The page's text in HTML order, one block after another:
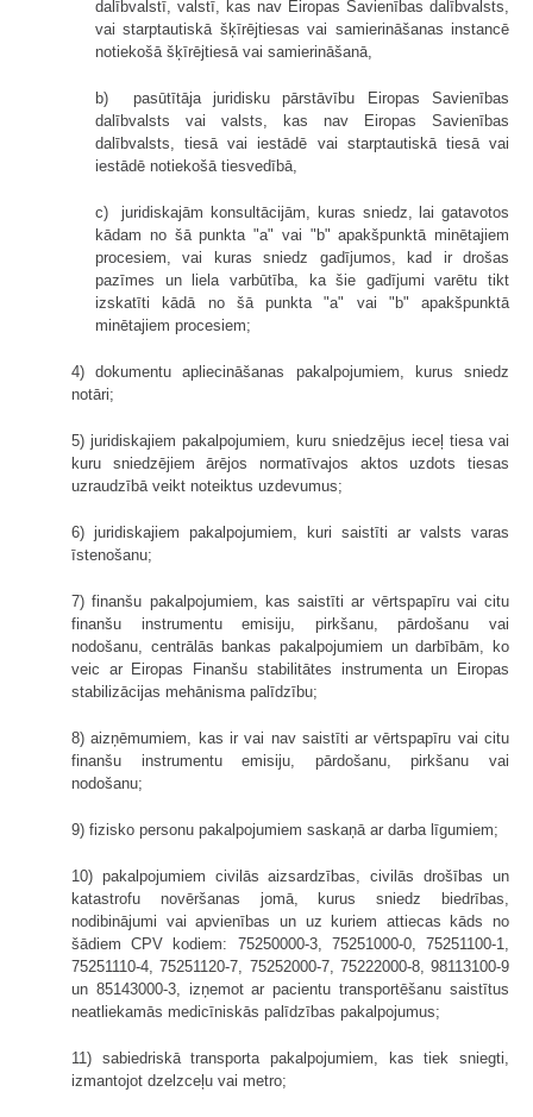
dalībvalstī, valstī, kas nav Eiropas Savienības dalībvalsts,
vai starptautiskā šķīrējtiesas vai samierināšanas instancē
notiekošā šķīrējtiesā vai samierināšanā,
b) pasūtītāja juridisku pārstāvību Eiropas Savienības
dalībvalsts vai valsts, kas nav Eiropas Savienības
dalībvalsts, tiesā vai iestādē vai starptautiskā tiesā vai
iestādē notiekošā tiesvedībā,
c) juridiskajām konsultācijām, kuras sniedz, lai gatavotos
kādam no šā punkta "a" vai "b" apakšpunktā minētajiem
procesiem, vai kuras sniedz gadījumos, kad ir drošas
pazīmes un liela varbūtība, ka šie gadījumi varētu tikt
izskatīti kādā no šā punkta "a" vai "b" apakšpunktā
minētajiem procesiem;
4) dokumentu apliecināšanas pakalpojumiem, kurus sniedz
notāri;
5) juridiskajiem pakalpojumiem, kuru sniedzējus ieceļ tiesa vai
kuru sniedzējiem ārējos normatīvajos aktos uzdots tiesas
uzraudzībā veikt noteiktus uzdevumus;
6) juridiskajiem pakalpojumiem, kuri saistīti ar valsts varas
īstenošanu;
7) finanšu pakalpojumiem, kas saistīti ar vērtspapīru vai citu
finanšu instrumentu emisiju, pirkšanu, pārdošanu vai
nodošanu, centrālās bankas pakalpojumiem un darbībām, ko
veic ar Eiropas Finanšu stabilitātes instrumenta un Eiropas
stabilizācijas mehānisma palīdzību;
8) aizņēmumiem, kas ir vai nav saistīti ar vērtspapīru vai citu
finanšu instrumentu emisiju, pārdošanu, pirkšanu vai
nodošanu;
9) fizisko personu pakalpojumiem saskaņā ar darba līgumiem;
10) pakalpojumiem civilās aizsardzības, civilās drošības un
katastrofu novēršanas jomā, kurus sniedz biedrības,
nodibinājumi vai apvienības un uz kuriem attiecas kāds no
šādiem CPV kodiem: 75250000-3, 75251000-0, 75251100-1,
75251110-4, 75251120-7, 75252000-7, 75222000-8, 98113100-9
un 85143000-3, izņemot ar pacientu transportēšanu saistītus
neatliekamās medicīniskās palīdzības pakalpojumus;
11) sabiedriskā transporta pakalpojumiem, kas tiek sniegti,
izmantojot dzelzceļu vai metro;